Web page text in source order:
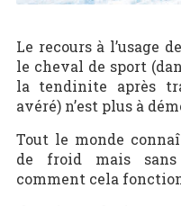
Le recours à l’usage
le cheval de sport
la tendinite après
avéré) n’est plus à
Tout le monde
de froid mais
comment cela